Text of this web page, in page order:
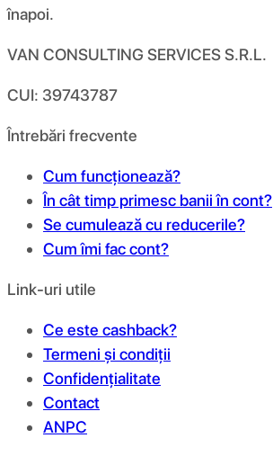
înapoi.
VAN CONSULTING SERVICES S.R.L.
CUI: 39743787
Întrebări frecvente
Cum funcționează?
În cât timp primesc banii în cont?
Se cumulează cu reducerile?
Cum îmi fac cont?
Link-uri utile
Ce este cashback?
Termeni și condiții
Confidențialitate
Contact
ANPC